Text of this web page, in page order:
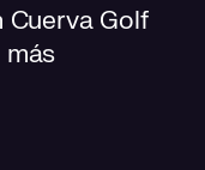
Cuerva Golf